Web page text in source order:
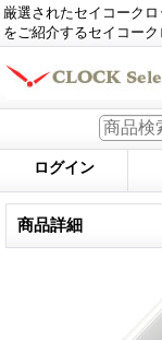
厳選されたセイコーク
をご紹介するセイコーク
ログイン
商品詳細